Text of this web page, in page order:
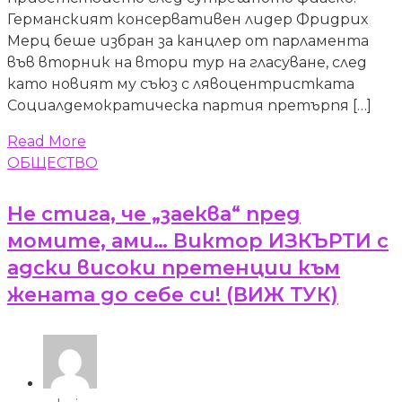
Германският консервативен лидер Фридрих
Мерц беше избран за канцлер от парламента
във вторник на втори тур на гласуване, след
като новият му съюз с лявоцентристката
Социалдемократическа партия претърпя […]
Read More
ОБЩЕСТВО
Не стига, че „заеква“ пред
момите, ами… Виктор ИЗКЪРТИ с
адски високи претенции към
жената до себе си! (ВИЖ ТУК)